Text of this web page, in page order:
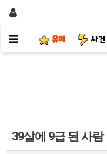
유머 사건
39살에 9급 된 사람